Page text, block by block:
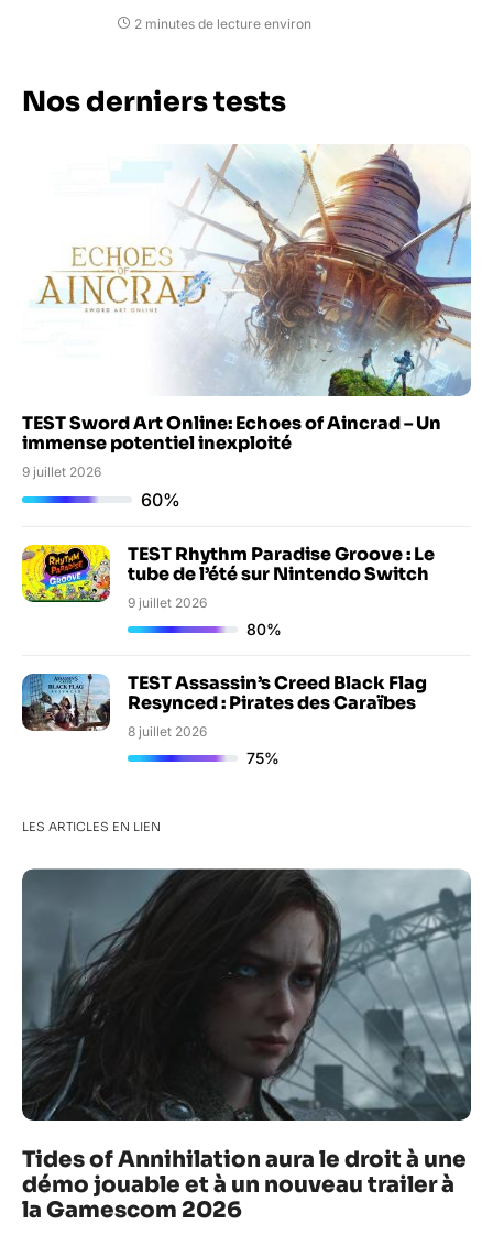
2 minutes de lecture environ
Nos derniers tests
TEST Sword Art Online: Echoes of Aincrad – Un
immense potentiel inexploité
9 juillet 2026
60%
TEST Rhythm Paradise Groove : Le
tube de l’été sur Nintendo Switch
9 juillet 2026
80%
TEST Assassin’s Creed Black Flag
Resynced : Pirates des Caraïbes
8 juillet 2026
75%
LES ARTICLES EN LIEN
Tides of Annihilation aura le droit à une
démo jouable et à un nouveau trailer à
la Gamescom 2026